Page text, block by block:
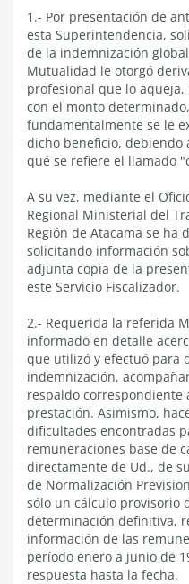
1.- Por presentación de
esta Superintendencia,
de la indemnización
Mutualidad le otorgó
profesional que lo
con el monto
fundamentalmente se le
dicho beneficio, debiendo
qué se refiere el llamado
A su vez, mediante el
Regional Ministerial del
Región de Atacama se ha
solicitando información
adjunta copia de la
este Servicio Fiscalizador.
2.- Requerida la referida
informado en detalle
que utilizó y efectuó para
indemnización,
respaldo correspondiente
prestación. Asimismo,
dificultades encontradas
remuneraciones base de
directamente de Ud., de
de Normalización
sólo un cálculo provisorio
determinación definitiva,
información de las
período enero a junio de
respuesta hasta la fecha.